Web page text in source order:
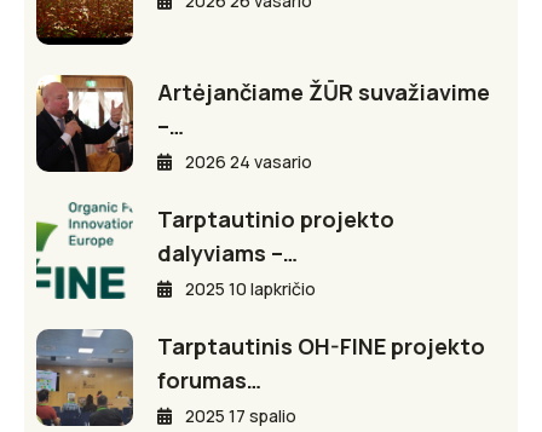
Artėjančiame ŽŪR suvažiavime
–…
2026 24 vasario
Tarptautinio projekto
dalyviams –…
2025 10 lapkričio
Tarptautinis OH-FINE projekto
forumas…
2025 17 spalio